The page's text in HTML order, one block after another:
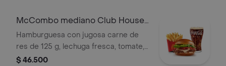
suave tipo Brioche. Acompañada de
mediana a elección.
McCombo mediano Club House 1
Carne
Hamburguesa con jugosa carne de
res de 125 g, lechuga fresca, tomate,
cebolla grillada, tocineta ahumada,
$ 46.500